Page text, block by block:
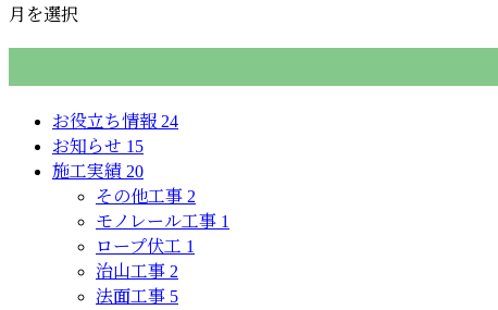
月を選択
お役立ち情報 24
お知らせ 15
施工実績 20
その他工事 2
モノレール工事 1
ロープ伏工 1
治山工事 2
法面工事 5